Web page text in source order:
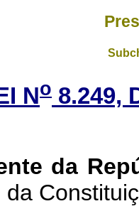
No 8.249,
da